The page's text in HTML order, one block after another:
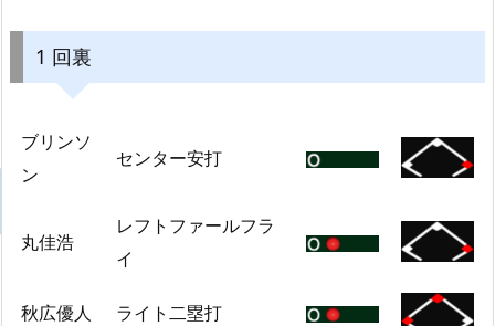
1 回裏
ブリンソ
ン
センター安打
丸佳浩
レフトファールフラ
イ
秋広優人 ライト二塁打